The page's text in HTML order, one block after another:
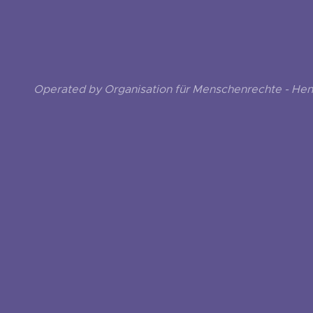
Operated by Organisation für Menschenrechte -